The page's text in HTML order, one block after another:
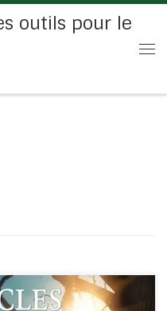
outils pour le